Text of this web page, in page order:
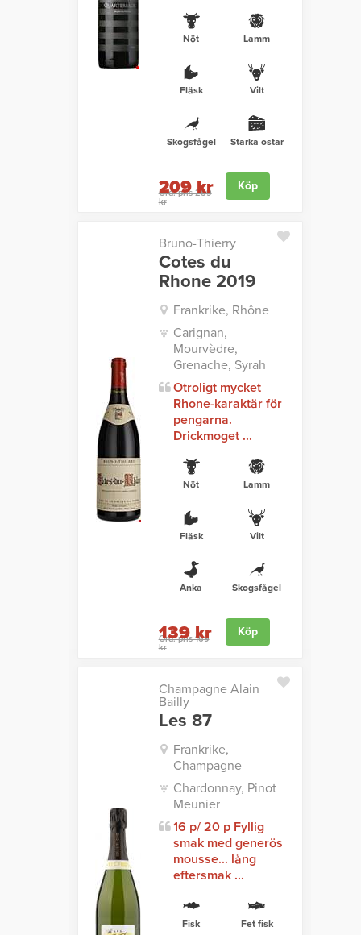
Nöt Lamm
Fläsk Vilt
Skogsfågel Starka ostar
Ord. pris 259
kr
209 kr Köp
Bruno-Thierry
Cotes du
Rhone 2019
Frankrike, Rhône
Carignan,
Mourvèdre,
Grenache, Syrah
Otroligt mycket
Rhone-karaktär för
pengarna.
Drickmoget ...
Nöt Lamm
Fläsk Vilt
Anka Skogsfågel
Ord. pris 169
kr
139 kr Köp
Champagne Alain
Bailly
Les 87
Frankrike,
Champagne
Chardonnay, Pinot
Meunier
16 p/ 20 p Fyllig
smak med generös
mousse... lång
eftersmak ...
Fisk Fet fisk